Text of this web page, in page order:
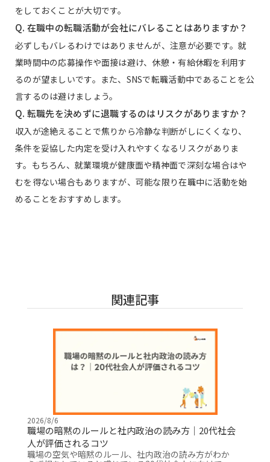
をしておくことが大切です。
Q. 在職中の転職活動が会社にバレることはありますか？
必ずしもバレるわけではありませんが、注意が必要です。就
業時間中の応募操作や面接は避け、休憩・有給休暇を利用す
るのが望ましいです。また、SNSで転職活動中であることを公
言するのは避けましょう。
Q. 転職先を決めずに退職するのはリスクがありますか？
収入が途絶えることで焦りから冷静な判断がしにくくなり、
条件を妥協した内定を受け入れやすくなるリスクがありま
す。もちろん、就業環境が健康面や精神面で深刻な場合はや
むを得ない場合もありますが、可能な限り在職中に活動を始
めることをおすすめします。
関連記事
2026/8/6
職場の暗黙のルールと社内政治の読み方｜20代社会
人が評価されるコツ
職場の空気や暗黙のルール、社内政治の読み方がわか